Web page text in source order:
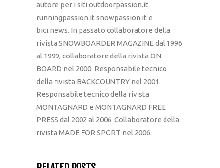
autore per i siti outdoorpassion.it
runningpassion.it snowpassion.it e
bici.news. In passato collaboratore della
rivista SNOWBOARDER MAGAZINE dal 1996
al 1999, collaboratore della rivista ON
BOARD nel 2000. Responsabile tecnico
della rivista BACKCOUNTRY nel 2001.
Responsabile tecnico della rivista
MONTAGNARD e MONTAGNARD FREE
PRESS dal 2002 al 2006. Collaboratore della
rivista MADE FOR SPORT nel 2006.